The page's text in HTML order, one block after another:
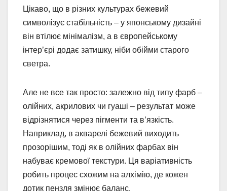
Цікаво, що в різних культурах бежевий
символізує стабільність – у японському дизайні
він втілює мінімалізм, а в європейському
інтер’єрі додає затишку, ніби обійми старого
светра.
Але не все так просто: залежно від типу фарб –
олійних, акрилових чи гуаші – результат може
відрізнятися через пігменти та в’язкість.
Наприклад, в акварелі бежевий виходить
прозорішим, тоді як в олійних фарбах він
набуває кремової текстури. Ця варіативність
робить процес схожим на алхімію, де кожен
дотик пензля змінює баланс.